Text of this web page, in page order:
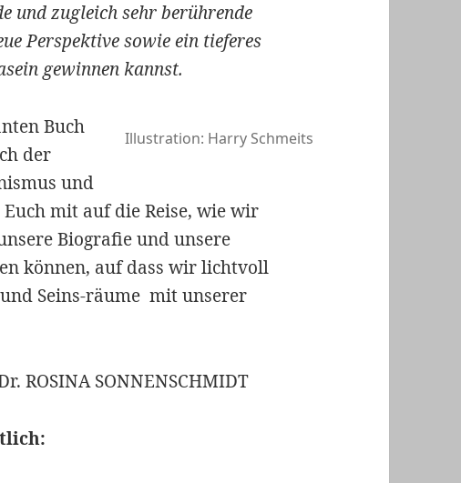
und zugleich sehr berührende
Perspektive sowie ein tieferes
gewinnen kannst.
Illustration: Harry Schmeits
Buch
der
und
mit auf die Reise, wie wir
Biografie und unsere
können, auf dass wir lichtvoll
Seins-räume mit unserer
ROSINA SONNENSCHMIDT